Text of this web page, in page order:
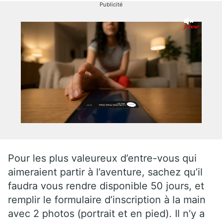
Publicité
Pour les plus valeureux d’entre-vous qui
aimeraient partir à l’aventure, sachez qu’il
faudra vous rendre disponible 50 jours, et
remplir le formulaire d’inscription à la main
avec 2 photos (portrait et en pied). Il n’y a